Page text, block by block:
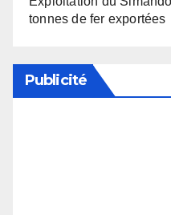
tonnes de fer exportées
Publicité